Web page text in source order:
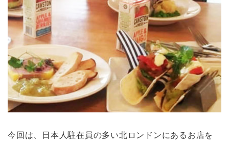
今回は、日本人駐在員の多い北ロンドンにあるお店を